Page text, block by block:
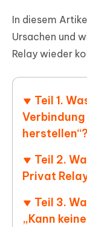
In diesem
Ursachen und
Relay wieder
Teil 1.
herstellen“?
Teil 2.
Privat
Teil 3.
„Kann